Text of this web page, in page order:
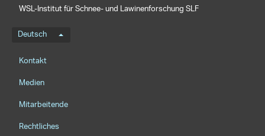
WSL-Institut für Schnee- und Lawinenforschung SLF
Sprachmenü
Deutsch
Footernavigation
Kontakt
Medien
Mitarbeitende
Rechtliches